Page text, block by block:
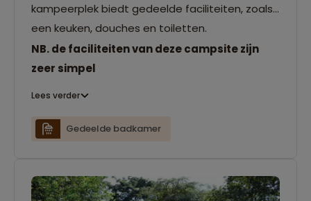
kampeerplek biedt gedeelde faciliteiten, zoals
een keuken, douches en toiletten.
NB. de faciliteiten van deze campsite zijn
zeer simpel
Lees verder
Gedeelde badkamer